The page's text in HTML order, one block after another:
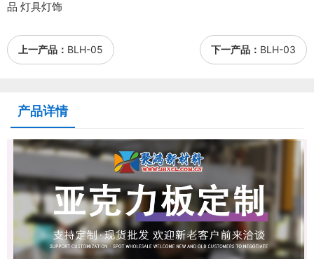
品 灯具灯饰
上一产品： BLH-05 下一产品： BLH-03
产品详情